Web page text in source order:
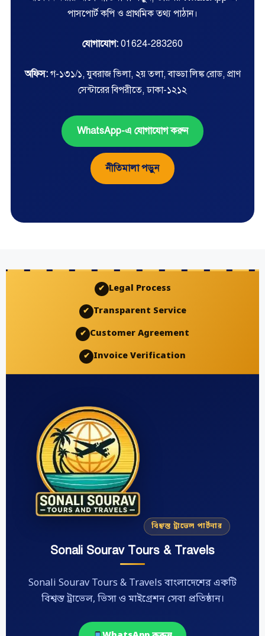
পাসপোর্ট কপি ও প্রাথমিক তথ্য পাঠান।
যোগাযোগ: 01624-283260
অফিস:গ-১৩১/১, যুবরাজ ভিলা, ২য় তলা, বাড্ডা লিঙ্ক রোড, প্রাণ
সেন্টারের বিপরীতে, ঢাকা-১২১২
WhatsApp-এ যোগাযোগ করুন
নীতিমালা পড়ুন
✔ Legal Process
✔ Transparent Service
✔ Customer Agreement
✔ Invoice Verification
বিশ্বস্ত ট্রাভেল পার্টনার
Sonali Sourav Tours & Travels
Sonali Sourav Tours & Travels বাংলাদেশের একটি
বিশ্বস্ত ট্রাভেল, ভিসা ও মাইগ্রেশন সেবা প্রতিষ্ঠান।